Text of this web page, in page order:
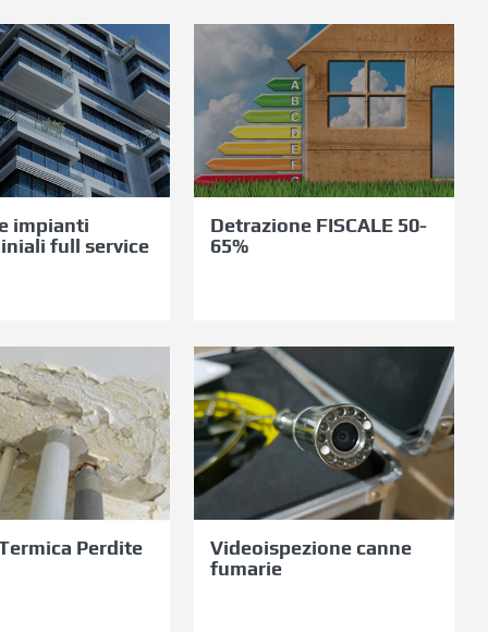
service
impianti
full service
Detrazione
FISCALE 50-
65%
Detrazione FISCALE 50-
65%
Perdite
Videoispezione
canne
fumarie
Videoispezione canne
fumarie